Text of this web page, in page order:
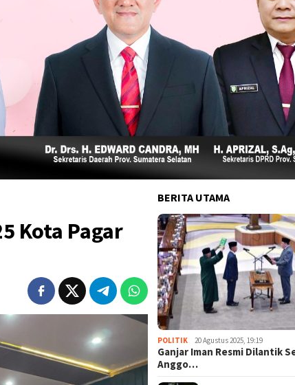
Kota Pagar
BERITA UTAMA
POLITIK 20 Agustus 2025, 19:19
Ganjar Iman Resmi Dilantik
Anggo…